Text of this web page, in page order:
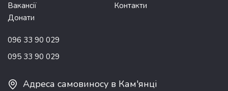
Вакансії
Контакти
Донати
096 33 90 029
095 33 90 029
Адреса самовиносу в Кам'янці